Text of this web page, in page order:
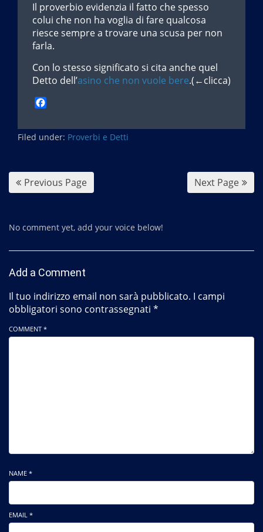
Il proverbio evidenzia il fatto che spesso
colui che non ha voglia di fare qualcosa
riesce sempre a trovare una scusa per non
farla.
Con lo stesso significato si cita anche quel
Detto dell’asino che non vuole bere.(←clicca)
c
e
o
k
Filed under: Proverbi e Detti
Previous Page Next Page
No comment yet, add your voice below!
Add a Comment
Il tuo indirizzo email non sarà pubblicato. I campi
obbligatori sono contrassegnati *
COMMENT *
NAME *
EMAIL *